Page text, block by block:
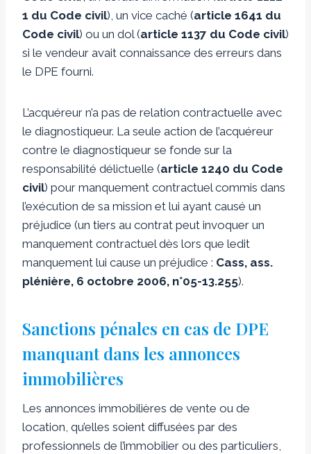
1 du Code civil), un vice caché (article 1641 du
Code civil) ou un dol (article 1137 du Code civil)
si le vendeur avait connaissance des erreurs dans
le DPE fourni.
L’acquéreur n’a pas de relation contractuelle avec
le diagnostiqueur. La seule action de l’acquéreur
contre le diagnostiqueur se fonde sur la
responsabilité délictuelle (article 1240 du Code
civil) pour manquement contractuel commis dans
l’exécution de sa mission et lui ayant causé un
préjudice (un tiers au contrat peut invoquer un
manquement contractuel dès lors que ledit
manquement lui cause un préjudice : Cass, ass.
plénière, 6 octobre 2006, n°05-13.255).
Sanctions pénales en cas de DPE
manquant dans les annonces
immobilières
Les annonces immobilières de vente ou de
location, qu’elles soient diffusées par des
professionnels de l’immobilier ou des particuliers,